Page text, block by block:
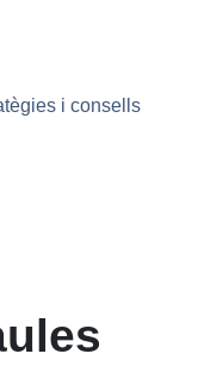
i consells